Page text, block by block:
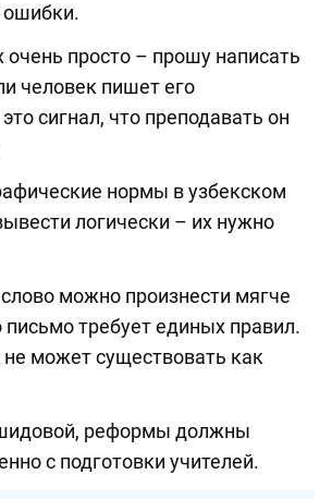
очень просто – прошу написать
человек пишет его
сигнал, что преподавать он
нормы в узбекском
логически – их нужно
можно произнести мягче
требует единых правил.
не может существовать как
реформы должны
с подготовки учителей.